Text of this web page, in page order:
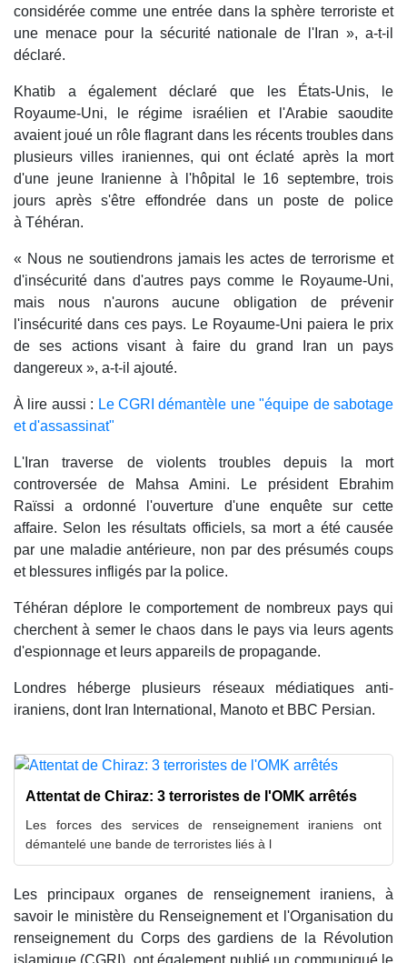
considérée comme une entrée dans la sphère terroriste et
une menace pour la sécurité nationale de l'Iran », a-t-il
déclaré.
Khatib a également déclaré que les États-Unis, le
Royaume-Uni, le régime israélien et l'Arabie saoudite
avaient joué un rôle flagrant dans les récents troubles dans
plusieurs villes iraniennes, qui ont éclaté après la mort
d'une jeune Iranienne à l'hôpital le 16 septembre, trois
jours après s'être effondrée dans un poste de police
à Téhéran.
« Nous ne soutiendrons jamais les actes de terrorisme et
d'insécurité dans d'autres pays comme le Royaume-Uni,
mais nous n'aurons aucune obligation de prévenir
l'insécurité dans ces pays. Le Royaume-Uni paiera le prix
de ses actions visant à faire du grand Iran un pays
dangereux », a-t-il ajouté.
À lire aussi : Le CGRI démantèle une "équipe de sabotage
et d'assassinat"
L'Iran traverse de violents troubles depuis la mort
controversée de Mahsa Amini. Le président Ebrahim
Raïssi a ordonné l'ouverture d'une enquête sur cette
affaire. Selon les résultats officiels, sa mort a été causée
par une maladie antérieure, non par des présumés coups
et blessures infligés par la police.
Téhéran déplore le comportement de nombreux pays qui
cherchent à semer le chaos dans le pays via leurs agents
d'espionnage et leurs appareils de propagande.
Londres héberge plusieurs réseaux médiatiques anti-
iraniens, dont Iran International, Manoto et BBC Persian.
Attentat de Chiraz: 3 terroristes de l'OMK arrêtés
Les forces des services de renseignement iraniens ont
démantelé une bande de terroristes liés à l
Les principaux organes de renseignement iraniens, à
savoir le ministère du Renseignement et l'Organisation du
renseignement du Corps des gardiens de la Révolution
islamique (CGRI), ont également publié un communiqué le